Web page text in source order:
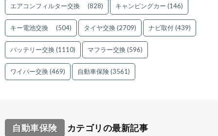
エアコンフィルター交換 (828) キャンピングカー (146)
キー電池交換 (504) タイヤ交換(2709) ナビ取付(439)
バッテリー交換(1110) マフラー交換(596)
ワイパー交換(469) 自動車保険(3561)
自動車保険 カテゴリの最新記事